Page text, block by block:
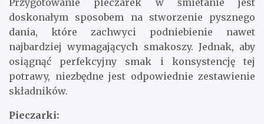
Przygotowanie pieczarek w śmietanie jest
doskonałym sposobem na stworzenie pysznego
dania, które zachwyci podniebienie nawet
najbardziej wymagających smakoszy. Jednak, aby
osiągnąć perfekcyjny smak i konsystencję tej
potrawy, niezbędne jest odpowiednie zestawienie
składników.
Pieczarki: